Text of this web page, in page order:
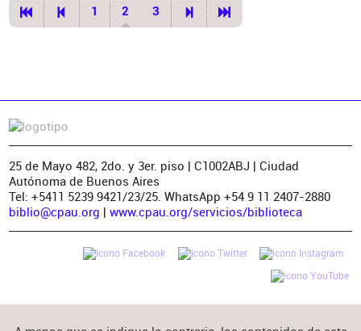
1 2 3
25 de Mayo 482, 2do. y 3er. piso | C1002ABJ | Ciudad
Autónoma de Buenos Aires
Tel: +5411 5239 9421/23/25. WhatsApp +54 9 11 2407-2880
biblio@cpau.org | www.cpau.org/servicios/biblioteca